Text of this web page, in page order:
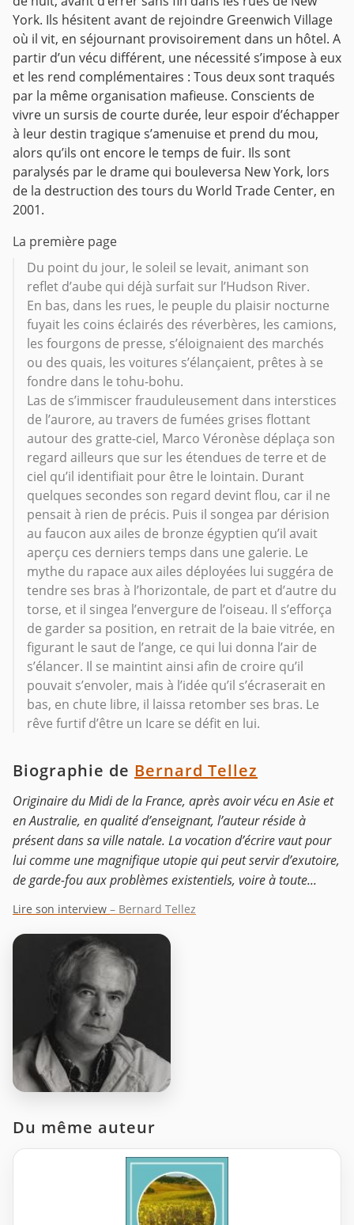
York. Ils hésitent avant de rejoindre Greenwich Village
où il vit, en séjournant provisoirement dans un hôtel. A
partir d’un vécu différent, une nécessité s’impose à eux
et les rend complémentaires : Tous deux sont traqués
par la même organisation mafieuse. Conscients de
vivre un sursis de courte durée, leur espoir d’échapper
à leur destin tragique s’amenuise et prend du mou,
alors qu’ils ont encore le temps de fuir. Ils sont
paralysés par le drame qui bouleversa New York, lors
de la destruction des tours du World Trade Center, en
2001.
La première page
Du point du jour, le soleil se levait, animant son
reflet d’aube qui déjà surfait sur l’Hudson River.
En bas, dans les rues, le peuple du plaisir nocturne
fuyait les coins éclairés des réverbères, les camions,
les fourgons de presse, s’éloignaient des marchés
ou des quais, les voitures s’élançaient, prêtes à se
fondre dans le tohu-bohu.
Las de s’immiscer frauduleusement dans interstices
de l’aurore, au travers de fumées grises flottant
autour des gratte-ciel, Marco Véronèse déplaça son
regard ailleurs que sur les étendues de terre et de
ciel qu’il identifiait pour être le lointain. Durant
quelques secondes son regard devint flou, car il ne
pensait à rien de précis. Puis il songea par dérision
au faucon aux ailes de bronze égyptien qu’il avait
aperçu ces derniers temps dans une galerie. Le
mythe du rapace aux ailes déployées lui suggéra de
tendre ses bras à l’horizontale, de part et d’autre du
torse, et il singea l’envergure de l’oiseau. Il s’efforça
de garder sa position, en retrait de la baie vitrée, en
figurant le saut de l’ange, ce qui lui donna l’air de
s’élancer. Il se maintint ainsi afin de croire qu’il
pouvait s’envoler, mais à l’idée qu’il s’écraserait en
bas, en chute libre, il laissa retomber ses bras. Le
rêve furtif d’être un Icare se défit en lui.
Biographie de Bernard Tellez
Originaire du Midi de la France, après avoir vécu en Asie et
en Australie, en qualité d’enseignant, l’auteur réside à
présent dans sa ville natale. La vocation d’écrire vaut pour
lui comme une magnifique utopie qui peut servir d’exutoire,
de garde-fou aux problèmes existentiels, voire à toute...
Lire son interview – Bernard Tellez
Du même auteur